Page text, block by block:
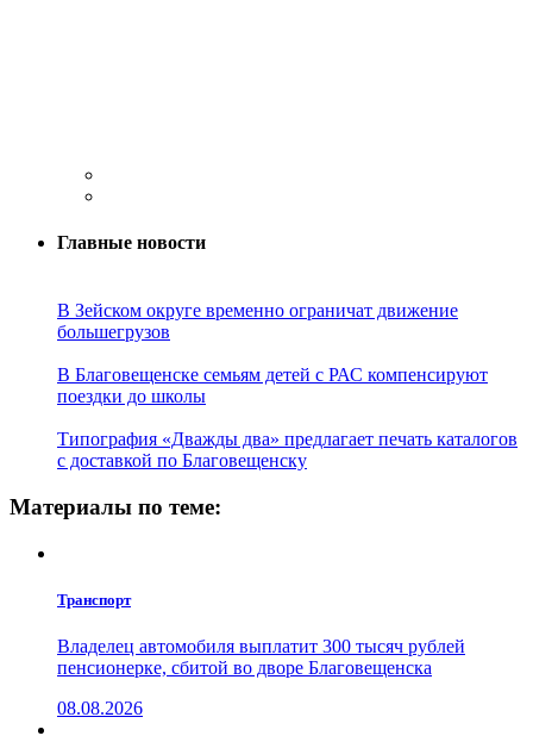
Главные новости
В Зейском округе временно ограничат движение
большегрузов
В Благовещенске семьям детей с РАС компенсируют
поездки до школы
Типография «Дважды два» предлагает печать каталогов
с доставкой по Благовещенску
Материалы по теме:
Транспорт
Владелец автомобиля выплатит 300 тысяч рублей
пенсионерке, сбитой во дворе Благовещенска
08.08.2026